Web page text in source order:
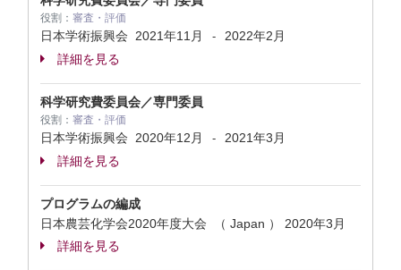
役割： 審査・評価
日本学術振興会 2021年11月 -
2022年2月
詳細を見る
科学研究費委員会／専門委員
役割： 審査・評価
日本学術振興会 2020年12月 -
2021年3月
詳細を見る
プログラムの編成
日本農芸化学会2020年度大会 （ Japan ） 2020年3月
詳細を見る